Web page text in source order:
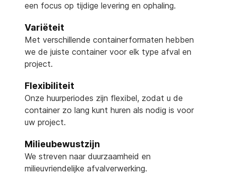
een focus op tijdige levering en ophaling.
Variëteit
Met verschillende containerformaten hebben
we de juiste container voor elk type afval en
project.
Flexibiliteit
Onze huurperiodes zijn flexibel, zodat u de
container zo lang kunt huren als nodig is voor
uw project.
Milieubewustzijn
We streven naar duurzaamheid en
milieuvriendelijke afvalverwerking.